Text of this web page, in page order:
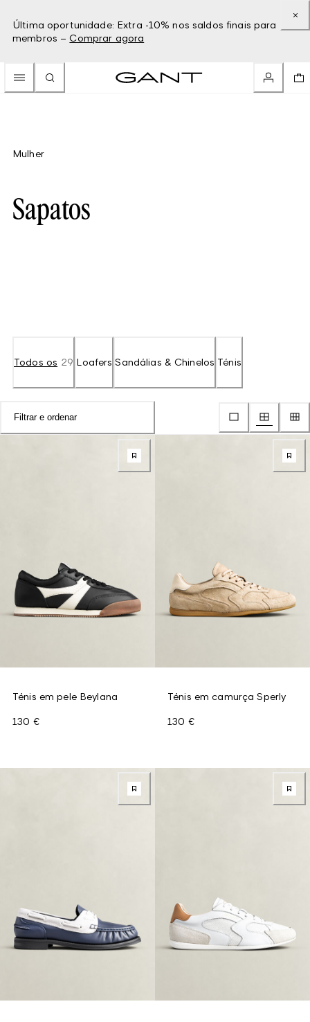
Última oportunidade: Extra -10% nos saldos finais para
membros – Comprar agora
Mulher
Sapatos
Todos os 29 Loafers Sandálias & Chinelos Ténis
Filtrar e ordenar
Ténis em pele Beylana
130 €
Ténis em camurça Sperly
130 €